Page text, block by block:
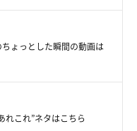
ょっとした瞬間の動画は
れこれ”ネタはこちら